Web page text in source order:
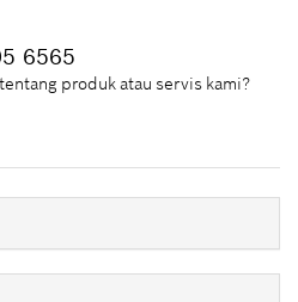
6565
produk atau servis kami?